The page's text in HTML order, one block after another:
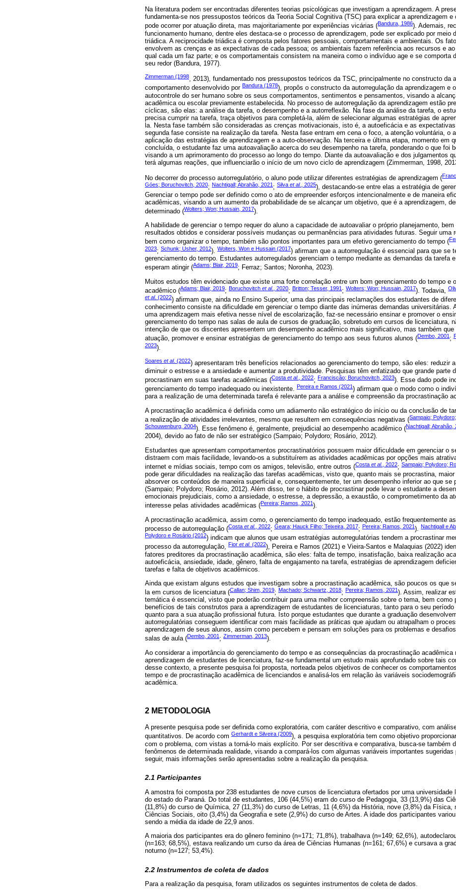
Na literatura podem ser encontradas diferentes teorias psicológicas que investigam a aprendizagem. A
fundamenta-se nos pressupostos teóricos da Teoria Social Cognitiva (TSC) para explicar a aprendizagem e
pode ocorrer por atuação direta, mas majoritariamente por experiências vicárias (Bandura, 1986). Ademais,
funcionamento humano, dentre eles destaca-se o processo de aprendizagem, pode ser explicado por meio
triádica. A reciprocidade triádica é composta pelos fatores pessoais, comportamentais e ambientais. Os
envolvem as crenças e as expectativas de cada pessoa; os ambientais fazem referência aos recursos e
qual cada um faz parte; e os comportamentais consistem na maneira como o indivíduo age e se comporta
seu redor (Bandura, 1977).
Zimmerman (1998, 2013), fundamentado nos pressupostos teóricos da TSC, principalmente no constructo da
comportamento desenvolvido por Bandura (1978), propôs o constructo da autorregulação da aprendizagem e
autocontrole do ser humano sobre os seus comportamentos, sentimentos e pensamentos, visando a
acadêmica ou escolar previamente estabelecida. No processo de autorregulação da aprendizagem estão
cíclicas, são elas: a análise da tarefa, o desempenho e a autorreflexão. Na fase da análise da tarefa, o
precisa cumprir na tarefa, traça objetivos para completá-la, além de selecionar algumas estratégias de
la. Nesta fase também são consideradas as crenças motivacionais, isto é, a autoeficácia e as
segunda fase consiste na realização da tarefa. Nesta fase entram em cena o foco, a atenção voluntária, o
aplicação das estratégias de aprendizagem e a auto-observação. Na terceira e última etapa, momento em
concluída, o estudante faz uma autoavaliação acerca do seu desempenho na tarefa, ponderando o que foi
visando a um aprimoramento do processo ao longo do tempo. Diante da autoavaliação e dos julgamentos
terá algumas reações, que influenciarão o início de um novo ciclo de aprendizagem (Zimmerman, 1998,
No decorrer do processo autorregulatório, o aluno pode utilizar diferentes estratégias de aprendizagem (
Góes; Boruchovitch, 2020; Nachtigall; Abrahão, 2021 ; Silva et al. , 2025), destacando-se entre elas a estratégia de
Gerenciar o tempo pode ser definido como o ato de empreender esforços intencionalmente e de maneira
acadêmicas, visando a um aumento da probabilidade de se alcançar um objetivo, que é a aprendizagem,
determinado (Wolters; Won; Hussain, 2017).
A habilidade de gerenciar o tempo requer do aluno a capacidade de autoavaliar o próprio planejamento,
resultados obtidos e considerar possíveis mudanças ou permanências para atividades futuras. Seguir uma
bem como organizar o tempo, também são pontos importantes para um efetivo gerenciamento do tempo (
2023; Schunk; Usher, 2012). Wolters, Won e Hussain (2017) afirmam que a autorregulação é essencial para que se
gerenciamento do tempo. Estudantes autorregulados gerenciam o tempo mediante as demandas da tarefa
esperam atingir (Adams; Blair, 2019; Ferraz; Santos; Noronha, 2023).
Muitos estudos têm evidenciado que existe uma forte correlação entre um bom gerenciamento do tempo e
acadêmico (Adams; Blair, 2019; Boruchovitch et al., 2020; Britton; Tesser, 1991 ; Wolters; Won; Hussain, 2017). Todavia,
et al. (2022) afirmam que, ainda no Ensino Superior, uma das principais reclamações dos estudantes de
conhecimento consiste na dificuldade em gerenciar o tempo diante das inúmeras demandas universitárias.
uma aprendizagem mais efetiva nesse nível de escolarização, faz-se necessário ensinar e promover o
gerenciamento do tempo nas salas de aula de cursos de graduação, sobretudo em cursos de licenciatura,
intenção de que os discentes apresentem um desempenho acadêmico mais significativo, mas também que
atuação, promover e ensinar estratégias de gerenciamento do tempo aos seus futuros alunos (Dembo, 2001 ;
2023).
Soares et al. (2022) apresentaram três benefícios relacionados ao gerenciamento do tempo, são eles: reduzir
diminuir o estresse e a ansiedade e aumentar a produtividade. Pesquisas têm enfatizado que grande parte
procrastinam em suas tarefas acadêmicas (Costa et al., 2022; Franciscão; Boruchovitch, 2023). Esse dado pode
gerenciamento do tempo inadequado ou inexistente. Pereira e Ramos (2021) afirmam que o modo como o
para a realização de uma determinada tarefa é relevante para a análise e compreensão da procrastinação
A procrastinação acadêmica é definida como um adiamento não estratégico do início ou da conclusão de
a realização de atividades irrelevantes, mesmo que resultem em consequências negativas (Sampaio;
Schouwenburg, 2004). Esse fenômeno é, geralmente, prejudicial ao desempenho acadêmico (Nachtigall; Abrahão,
2004), devido ao fato de não ser estratégico (Sampaio; Polydoro; Rosário, 2012).
Estudantes que apresentam comportamentos procrastinatórios possuem maior dificuldade em gerenciar o
distraem com mais facilidade, levando-os a substituírem as atividades acadêmicas por opções mais
internet e mídias sociais, tempo com os amigos, televisão, entre outros (Costa et al., 2022; Sampaio; Polydoro;
pode gerar dificuldades na realização das tarefas acadêmicas, visto que, quanto mais se procrastina,
absorver os conteúdos de maneira superficial e, consequentemente, ter um desempenho inferior ao que se
(Sampaio; Polydoro; Rosário, 2012). Além disso, ter o hábito de procrastinar pode levar o estudante a
emocionais prejudiciais, como a ansiedade, o estresse, a depressão, a exaustão, o comprometimento da
interesse pelas atividades acadêmicas (Pereira; Ramos, 2021).
A procrastinação acadêmica, assim como, o gerenciamento do tempo inadequado, estão frequentemente
processo de autorregulação (Costa et al., 2022; Geara; Hauck Filho; Teixeira, 2017; Pereira; Ramos, 2021). Nachtigall e
Polydoro e Rosário (2012) indicam que alunos que usam estratégias autorregulatórias tendem a procrastinar
processo da autorregulação, Fior et al. (2022), Pereira e Ramos (2021) e Vieira-Santos e Malaquias (2022)
fatores preditores da procrastinação acadêmica, são eles: falta de tempo, insatisfação, baixa realização
autoeficácia, ansiedade, idade, gênero, falta de engajamento na tarefa, estratégias de aprendizagem
tarefas e falta de objetivos acadêmicos.
Ainda que existam alguns estudos que investigam sobre a procrastinação acadêmica, são poucos os que
la em cursos de licenciatura (Callan; Shim, 2019; Machado; Schwartz, 2018; Pereira; Ramos, 2021). Assim, realizar
temática é essencial, visto que poderão contribuir para uma melhor compreensão sobre o tema, bem como
benefícios de tais construtos para a aprendizagem de estudantes de licenciaturas, tanto para o seu período
quanto para a sua atuação profissional futura. Isto porque estudantes que durante a graduação
autorregulatórias conseguem identificar com mais facilidade as práticas que ajudam ou atrapalham o
aprendizagem de seus alunos, assim como percebem e pensam em soluções para os problemas e
salas de aula (Dembo, 2001 ; Zimmerman, 2013).
Ao considerar a importância do gerenciamento do tempo e as consequências da procrastinação acadêmica
aprendizagem de estudantes de licenciatura, faz-se fundamental um estudo mais aprofundado sobre tais
desse contexto, a presente pesquisa foi proposta, norteada pelos objetivos de conhecer os
tempo e de procrastinação acadêmica de licenciandos e analisá-los em relação às variáveis
acadêmica.
2 METODOLOGIA
A presente pesquisa pode ser definida como exploratória, com caráter descritivo e comparativo, com
quantitativos. De acordo com Gerhardt e Silveira (2009), a pesquisa exploratória tem como objetivo
com o problema, com vistas a torná-lo mais explícito. Por ser descritiva e comparativa, busca-se também
fenômenos de determinada realidade, visando a compará-los com algumas variáveis importantes sugeridas
seguir, mais informações serão apresentadas sobre a realização da pesquisa.
2.1 Participantes
A amostra foi composta por 238 estudantes de nove cursos de licenciatura ofertados por uma universidade
do estado do Paraná. Do total de estudantes, 106 (44,5%) eram do curso de Pedagogia, 33 (13,9%) das
(11,8%) do curso de Química, 27 (11,3%) do curso de Letras, 11 (4,6%) da História, nove (3,8%) da Física,
Ciências Sociais, oito (3,4%) da Geografia e sete (2,9%) do curso de Artes. A idade dos participantes variou
sendo a média da idade de 22,9 anos.
A maioria dos participantes era do gênero feminino (n=171; 71,8%), trabalhava (n=149; 62,6%),
(n=163; 68,5%), estava realizando um curso da área de Ciências Humanas (n=161; 67,6%) e cursava a
noturno (n=127; 53,4%).
2.2 Instrumentos de coleta de dados
Para a realização da pesquisa, foram utilizados os seguintes instrumentos de coleta de dados.